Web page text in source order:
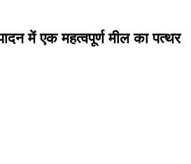
में एक महत्वपूर्ण मील का पत्थर